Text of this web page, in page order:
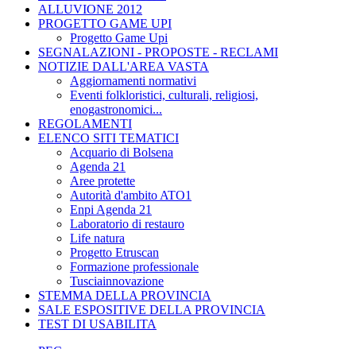
ALLUVIONE 2012
PROGETTO GAME UPI
Progetto Game Upi
SEGNALAZIONI - PROPOSTE - RECLAMI
NOTIZIE DALL'AREA VASTA
Aggiornamenti normativi
Eventi folkloristici, culturali, religiosi,
enogastronomici...
REGOLAMENTI
ELENCO SITI TEMATICI
Acquario di Bolsena
Agenda 21
Aree protette
Autorità d'ambito ATO1
Enpi Agenda 21
Laboratorio di restauro
Life natura
Progetto Etruscan
Formazione professionale
Tusciainnovazione
STEMMA DELLA PROVINCIA
SALE ESPOSITIVE DELLA PROVINCIA
TEST DI USABILITA